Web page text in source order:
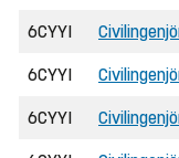
6CYYI
6CYYI
6CYYI